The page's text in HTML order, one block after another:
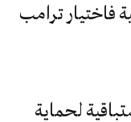
فاختيار ترامب
لحماية